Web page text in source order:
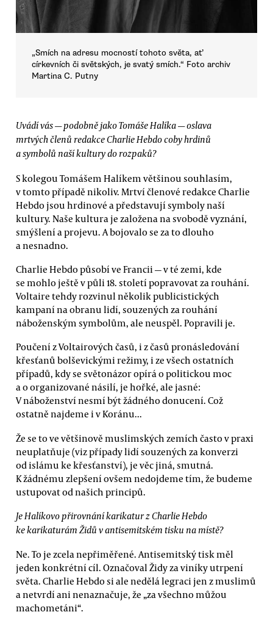
„Smích na adresu mocností tohoto světa, ať
církevních či světských, je svatý smích.“ Foto archiv
Martina C. Putny
Uvádí vás — podobně jako Tomáše Halíka — oslava
mrtvých členů redakce Charlie Hebdo coby hrdinů
a symbolů naší kultury do rozpaků?
S kolegou Tomášem Halíkem většinou souhlasím,
v tomto případě nikoliv. Mrtví členové redakce Charlie
Hebdo jsou hrdinové a představují symboly naší
kultury. Naše kultura je založena na svobodě vyznání,
smýšlení a projevu. A bojovalo se za to dlouho
a nesnadno.
Charlie Hebdo působí ve Francii — v té zemi, kde
se mohlo ještě v půli 18. století popravovat za rouhání.
Voltaire tehdy rozvinul několik publicistických
kampaní na obranu lidí, souzených za rouhání
náboženským symbolům, ale neuspěl. Popravili je.
Poučení z Voltairových časů, i z časů pronásledování
křesťanů bolševickými režimy, i ze všech ostatních
případů, kdy se světonázor opírá o politickou moc
a o organizované násilí, je hořké, ale jasné:
V náboženství nesmí být žádného donucení. Což
ostatně najdeme i v Koránu...
Že se to ve většinově muslimských zemích často v praxi
neuplatňuje (viz případy lidí souzených za konverzi
od islámu ke křesťanství), je věc jiná, smutná.
K žádnému zlepšení ovšem nedojdeme tím, že budeme
ustupovat od našich principů.
Je Halíkovo přirovnání karikatur z Charlie Hebdo
ke karikaturám Židů v antisemitském tisku na místě?
Ne. To je zcela nepřiměřené. Antisemitský tisk měl
jeden konkrétní cíl. Označoval Židy za viníky utrpení
světa. Charlie Hebdo si ale nedělá legraci jen z muslimů
a netvrdí ani nenaznačuje, že „za všechno můžou
machometáni“.